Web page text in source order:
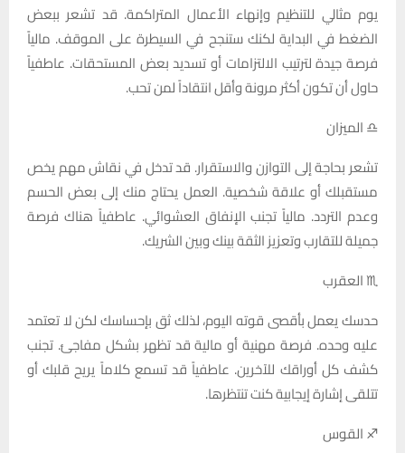
يوم مثالي للتنظيم وإنهاء الأعمال المتراكمة. قد تشعر ببعض
الضغط في البداية لكنك ستنجح في السيطرة على الموقف. مالياً
فرصة جيدة لترتيب الالتزامات أو تسديد بعض المستحقات. عاطفياً
حاول أن تكون أكثر مرونة وأقل انتقاداً لمن تحب.
♎ الميزان
تشعر بحاجة إلى التوازن والاستقرار. قد تدخل في نقاش مهم يخص
مستقبلك أو علاقة شخصية. العمل يحتاج منك إلى بعض الحسم
وعدم التردد. مالياً تجنب الإنفاق العشوائي. عاطفياً هناك فرصة
جميلة للتقارب وتعزيز الثقة بينك وبين الشريك.
♏ العقرب
حدسك يعمل بأقصى قوته اليوم، لذلك ثق بإحساسك لكن لا تعتمد
عليه وحده. فرصة مهنية أو مالية قد تظهر بشكل مفاجئ. تجنب
كشف كل أوراقك للآخرين. عاطفياً قد تسمع كلاماً يريح قلبك أو
تتلقى إشارة إيجابية كنت تنتظرها.
♐ القوس